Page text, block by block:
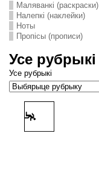
Маляванкі (раскраски)
Налепкі (наклейки)
Ноты
Пропісы (прописи)
Усе рубрыкі
Усе рубрыкі